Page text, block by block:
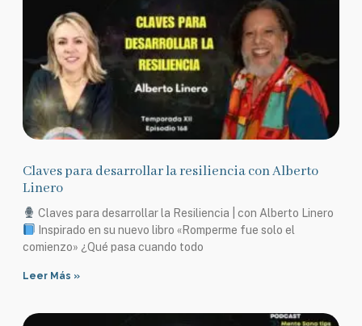
Claves para desarrollar la resiliencia con Alberto
Linero
Claves para desarrollar la Resiliencia | con Alberto Linero
Inspirado en su nuevo libro «Romperme fue solo el
comienzo» ¿Qué pasa cuando todo
Leer Más »